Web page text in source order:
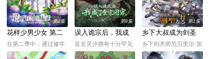
万古，他化自在。看男
主石昊如何一生极致辉
煌，造就无尽传说。
父的秦羽为救兄弟侯
费，卷入与血海女王等
强敌的对抗。当姜澜夺
第2集
花样少男少女 第二
季
在第二季中，通过修学
旅行和舞会等在原作中
第8集
误入诡宗后，我成
了全宗团宠
盲女灵汐拥有十分罕见
的光灵根，可以通过人
第1集
乡下大叔成为剑圣
第二季
乡下剑术师范贝里尔·加
德南特。 如今，他